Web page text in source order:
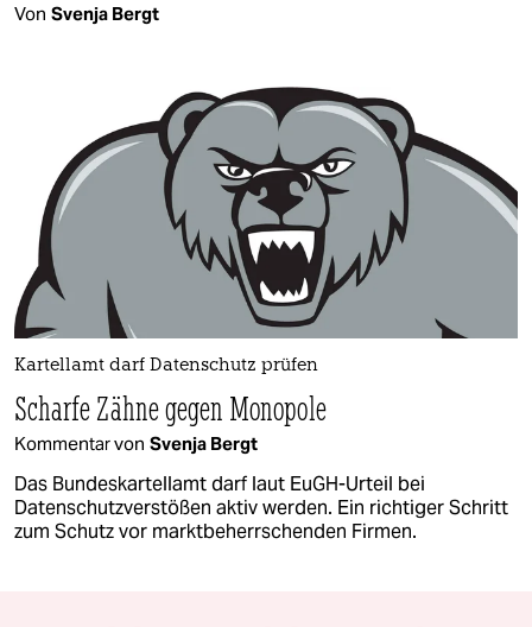
Von Svenja Bergt
Kartellamt darf Datenschutz prüfen
Scharfe Zähne gegen Monopole
Kommentar von Svenja Bergt
Das Bundeskartellamt darf laut EuGH-Urteil bei
Datenschutzverstößen aktiv werden. Ein richtiger Schritt
zum Schutz vor marktbeherrschenden Firmen.